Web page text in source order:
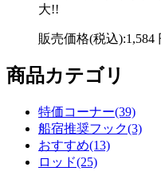
大!!
販売価格(税込):1,584
商品カテゴリ
特価コーナー(39)
船宿推奨フック(3)
おすすめ(13)
ロッド(25)